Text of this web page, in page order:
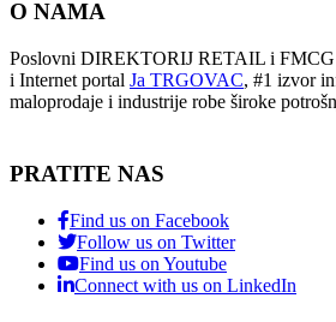
O NAMA
Poslovni DIREKTORIJ RETAIL i FMCG
i Internet portal Ja TRGOVAC, #1 izvor
maloprodaje i industrije robe široke
PRATITE NAS
Find us on Facebook
Follow us on Twitter
Find us on Youtube
Connect with us on LinkedIn